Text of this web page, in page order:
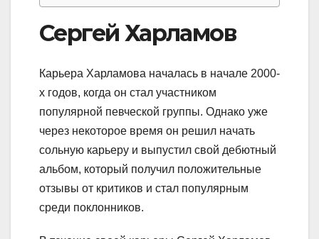
Сергей Харламов
Карьера Харламова началась в начале 2000-
х годов, когда он стал участником
популярной певческой группы. Однако уже
через некоторое время он решил начать
сольную карьеру и выпустил свой дебютный
альбом, который получил положительные
отзывы от критиков и стал популярным
среди поклонников.